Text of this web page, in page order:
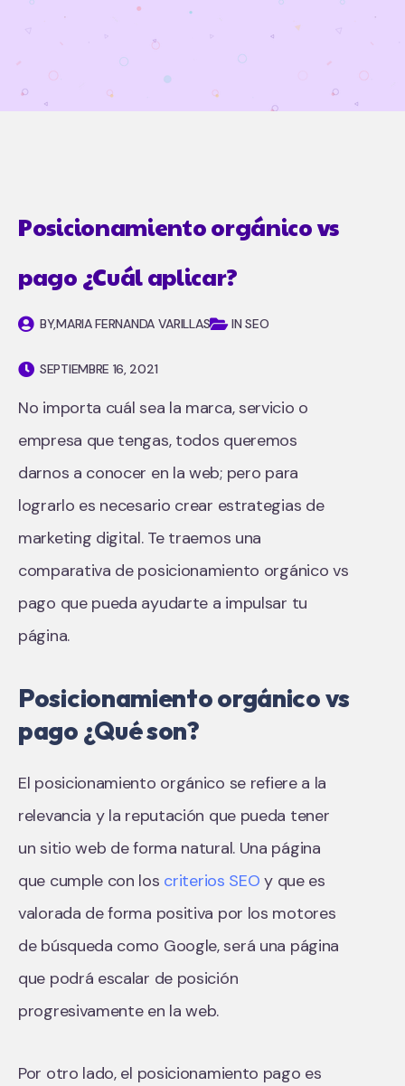
Posicionamiento orgánico vs
pago ¿Cuál aplicar?
BY,MARIA FERNANDA VARILLAS IN SEO
SEPTIEMBRE 16, 2021
No importa cuál sea la marca, servicio o
empresa que tengas, todos queremos
darnos a conocer en la web; pero para
lograrlo es necesario crear estrategias de
marketing digital. Te traemos una
comparativa de posicionamiento orgánico vs
pago que pueda ayudarte a impulsar tu
página.
Posicionamiento orgánico vs
pago ¿Qué son?
El posicionamiento orgánico se refiere a la
relevancia y la reputación que pueda tener
un sitio web de forma natural. Una página
que cumple con los criterios SEO y que es
valorada de forma positiva por los motores
de búsqueda como Google, será una página
que podrá escalar de posición
progresivamente en la web.
Por otro lado, el posicionamiento pago es